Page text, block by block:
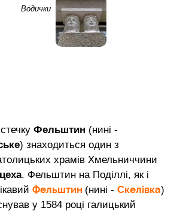
Водички
Фельштин (нині -
) знаходиться один з
храмів Хмельниччини
. Фельштин на Поділлі, як і
Фельштин (нині - Скелівка)
у 1584 році галицький